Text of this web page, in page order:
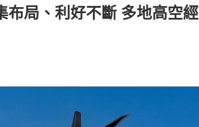
布局、利好不斷 多地高空經